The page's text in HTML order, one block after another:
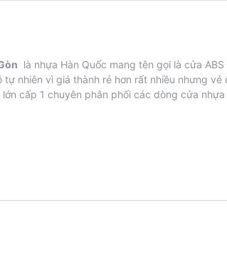
là nhựa Hàn Quốc mang tên gọi là cửa
nhiên vì giá thành rẻ hơn rất nhiều nhưng
cấp 1 chuyên phân phối các dòng cửa